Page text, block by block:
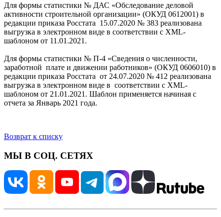
Для формы статистики № ДАС «Обследование деловой
активности строительной организации» (ОКУД 0612001) в
редакции приказа Росстата 15.07.2020 № 383 реализована
выгрузка в электронном виде в соответствии с XML-
шаблоном от 11.01.2021.
Для формы статистики № П-4 «Сведения о численности,
заработной плате и движении работников» (ОКУД 0606010) в
редакции приказа Росстата от 24.07.2020 № 412 реализована
выгрузка в электронном виде в соответствии с XML-
шаблоном от 21.01.2021. Шаблон применяется начиная с
отчета за Январь 2021 года.
Возврат к списку
МЫ В СОЦ. СЕТЯХ